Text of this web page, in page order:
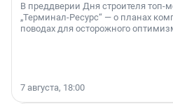
В преддверии Дня строителя
„Терминал-Ресурс“ — о планах
поводах для осторожного
7 августа, 18:00